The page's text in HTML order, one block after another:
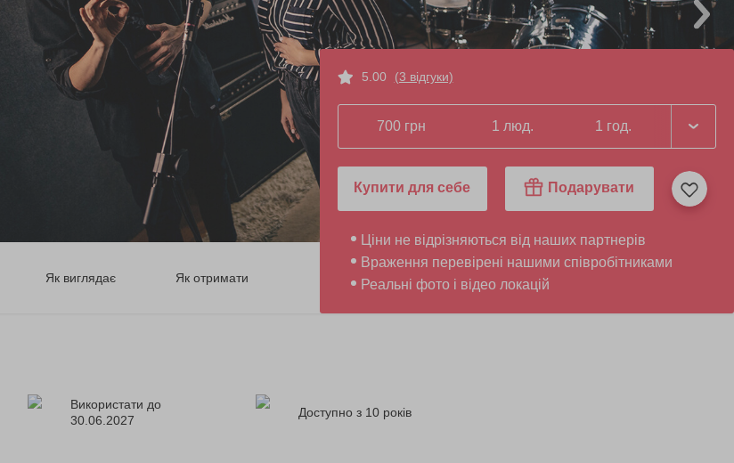
Як виглядає Як отримати
5.00 (3 відгуки)
700 грн 1 люд. 1 год.
Купити для себе Подарувати
Ціни не відрізняються від наших партнерів
Враження перевірені нашими співробітниками
Реальні фото і відео локацій
Використати до
30.06.2027
Доступно з 10 років